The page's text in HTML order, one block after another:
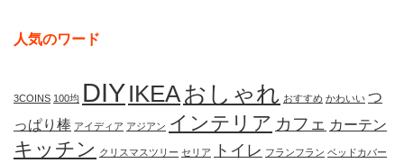
人気のワード
3COINS 100均 DIYIKEAおしゃれ おすすめ かわいい つ
っぱり棒 アイディア アジアン インテリア カフェ カーテン
キッチン クリスマスツリー セリア トイレ フランフラン ベッドカバー